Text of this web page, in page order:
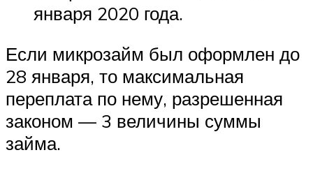
января 2020 года.
Если микрозайм был оформлен до
28 января, то максимальная
переплата по нему, разрешенная
законом — 3 величины суммы
займа.